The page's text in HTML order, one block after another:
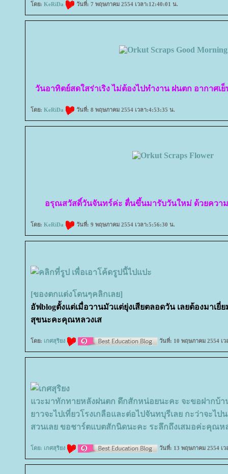
ดย: KeRiDa วันที่: 7 พฤษภาคม 2554 เวลา:12:40:01 น.
วันอาทิตย์สดใสร่าเริง ไม่ต้องไปทำงาน ฝนตก อากาศเ
ดย: KeRiDa วันที่: 8 พฤษภาคม 2554 เวลา:4:53:35 น.
อรุณสวัสดิ์วันจันทร์ค่ะ ตื่นขึ้นมารับวันใหม่ ด้วยควา
ดย: KeRiDa วันที่: 9 พฤษภาคม 2554 เวลา:5:56:30 น.
[ของตกแต่งโดนๆคลิกเลย]
อัฟblogตั้งแต่เมื่อวานมัวแต่ยุ่งเสียตลอดวัน เลยต้องมาเยี่
สุขนะคะคุณหลวงเส
ดย: เกศสุริยง วันที่: 10 พฤษภาคม 2554 เ
วะมาทักทายหลังฝนตก ดึกสักหน่อยนะคะ จะขอฝากบ้
าวจะไปเที่ยวโรงเกลือและต่อไปจันทบุรีเลย กะว่าจะไป
สวนเลย ขอชาร์ตแบตสักนิดนะคะ ระลึกถึงเสมอค่ะคุณห
ดย: เกศสุริยง วันที่: 13 พฤษภาคม 2554 เ